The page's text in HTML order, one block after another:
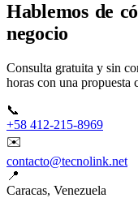
Hablemos de
negocio
Consulta gratuita y sin
horas con una propuesta
📞
+58 412-215-8969
✉️
contacto@tecnolink.net
📍
Caracas, Venezuela